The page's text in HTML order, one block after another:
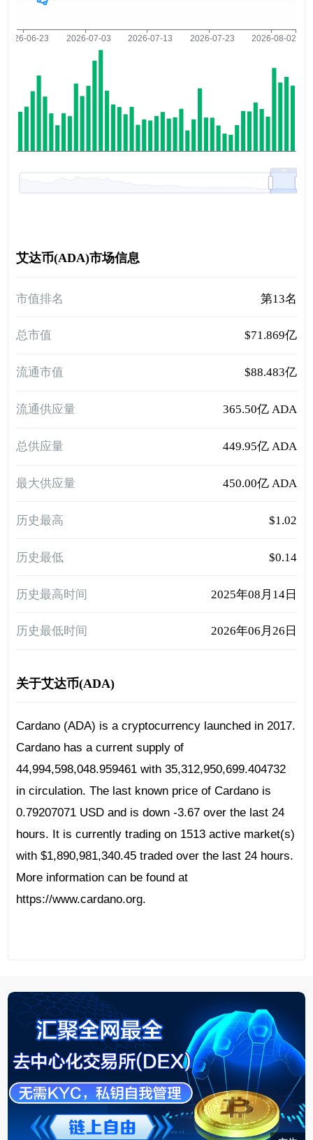
艾达币(ADA)市场信息
市值排名 第13名
总市值 $71.869亿
流通市值 $88.483亿
流通供应量 365.50亿 ADA
总供应量 449.95亿 ADA
最大供应量 450.00亿 ADA
历史最高 $1.02
历史最低 $0.14
历史最高时间 2025年08月14日
历史最低时间 2026年06月26日
关于艾达币(ADA)
Cardano (ADA) is a cryptocurrency launched in 2017.
Cardano has a current supply of
44,994,598,048.959461 with 35,312,950,699.404732
in circulation. The last known price of Cardano is
0.79207071 USD and is down -3.67 over the last 24
hours. It is currently trading on 1513 active market(s)
with $1,890,981,340.45 traded over the last 24 hours.
More information can be found at
https://www.cardano.org.